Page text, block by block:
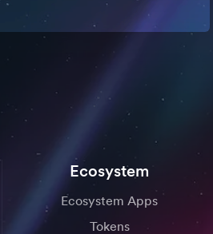
Ecosystem
Ecosystem Apps
Tokens